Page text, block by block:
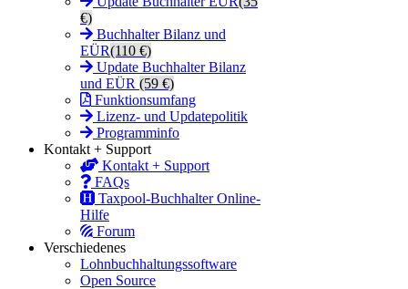
€)
Buchhalter Bilanz und
EÜR(110 €)
Update Buchhalter Bilanz
und EÜR (59 €)
Funktionsumfang
Lizenz- und Updatepolitik
Programminfo
Kontakt + Support
Kontakt + Support
FAQs
Taxpool-Buchhalter Online-
Hilfe
Forum
Verschiedenes
Lohnbuchhaltungssoftware
Open Source